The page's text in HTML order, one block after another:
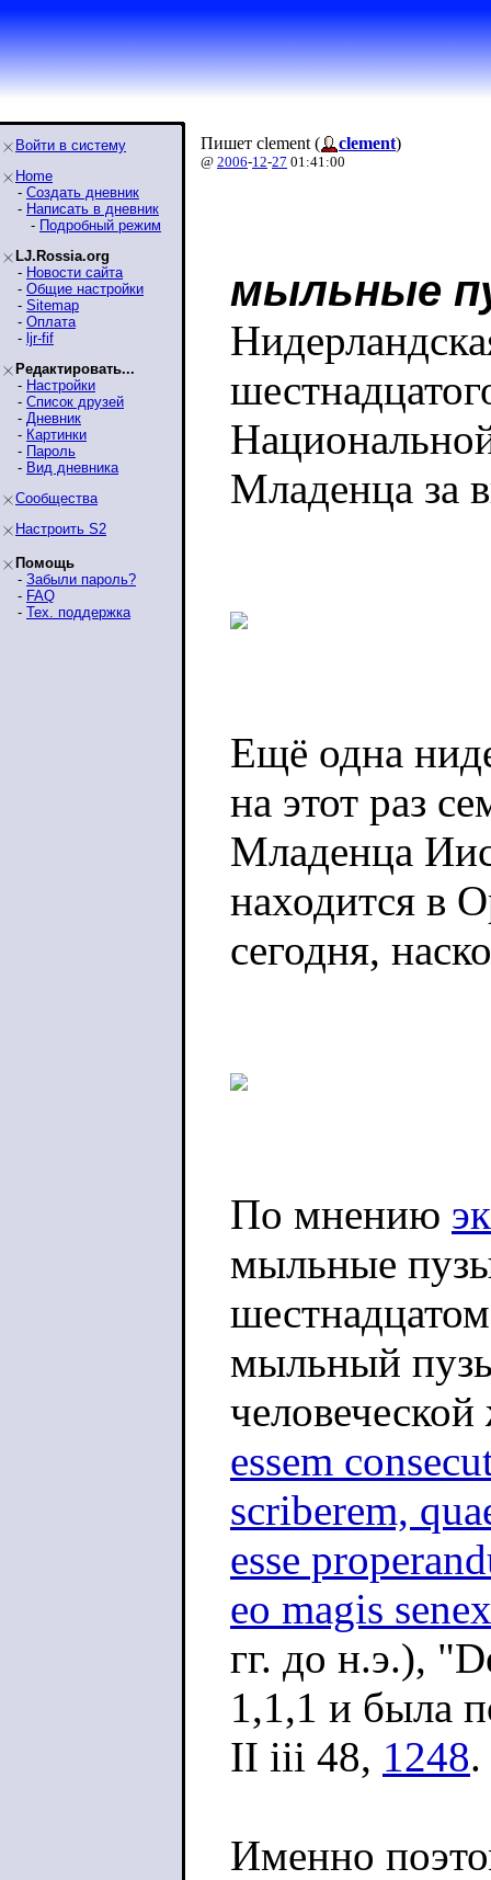
Войти в систему
Home
- Создать дневник
- Написать в дневник
- Подробный режим
LJ.Rossia.org
- Новости сайта
- Общие настройки
- Sitemap
- Оплата
- ljr-fif
Редактировать...
- Настройки
- Список друзей
- Дневник
- Картинки
- Пароль
- Вид дневника
Сообщества
Настроить S2
Помощь
- Забыли пароль?
- FAQ
- Тех. поддержка
Пишет clement ( clement)
@ 2006-12-27 01:41:00
мыльные
Младенца за
Ещё одна
на этот раз
Младенца
находится в
сегодня,
По мнению
мыльные
мыльный
essem
scriberem,
esse
eo magis
гг. до н.э.),
1,1,1 и была
II iii 48, 1248.
Именно